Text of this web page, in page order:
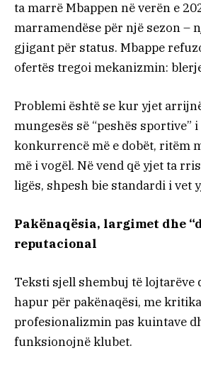
ta marrë Mbappen në verën e
marramendëse për një sezon –
gjigant për status. Mbappe
ofertës tregoi mekanizmin:
Problemi është se kur yjet
mungesës së “peshës sportive”
konkurrencë më e dobët, ritëm
më i vogël. Në vend që yjet ta
ligës, shpesh bie standardi i vet
Pakënaqësia, largimet dhe
reputacional
Teksti sjell shembuj të lojtarëve
hapur për pakënaqësi, me
profesionalizmin pas kuintave
funksionojnë klubet.